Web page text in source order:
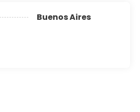
Buenos Aires